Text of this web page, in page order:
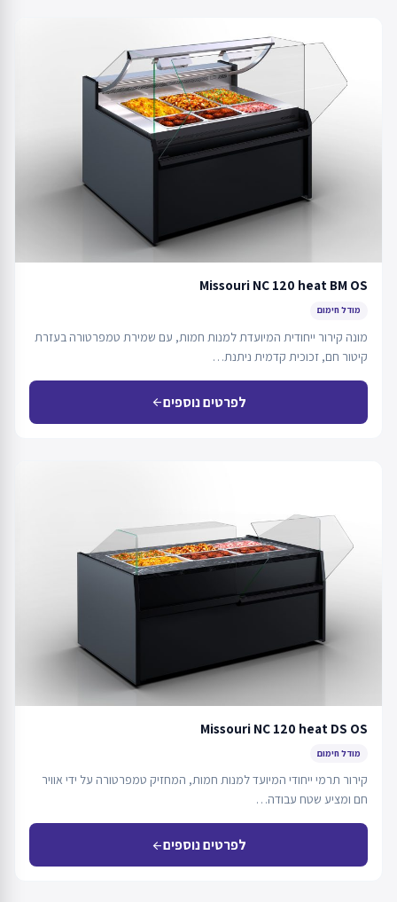
Missouri NC 120 heat BM OS
מודל חימום
מונה קירור ייחודית המיועדת למנות חמות, עם שמירת טמפרטורה בעזרת
קיטור חם, זכוכית קדמית ניתנת…
לפרטים נוספיםarrow_back
Missouri NC 120 heat DS OS
מודל חימום
קירור תרמי ייחודי המיועד למנות חמות, המחזיק טמפרטורה על ידי אוויר
חם ומציע שטח עבודה…
לפרטים נוספיםarrow_back